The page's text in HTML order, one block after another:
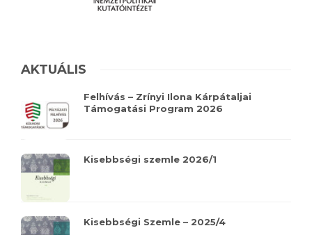
AKTUÁLIS
Felhívás – Zrínyi Ilona Kárpátaljai
Támogatási Program 2026
Kisebbségi szemle 2026/1
Kisebbségi Szemle – 2025/4